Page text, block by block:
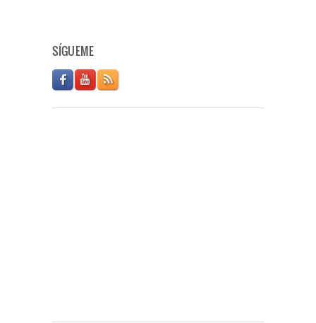
SÍGUEME